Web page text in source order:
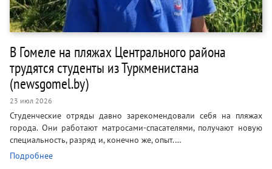
В Гомеле на пляжах Центрального района
трудятся студенты из Туркменистана
(newsgomel.by)
23 июл 2026
Студенческие отряды давно зарекомендовали себя на пляжах
города. Они работают матросами-спасателями, получают новую
специальность, разряд и, конечно же, опыт.…
Подробнее